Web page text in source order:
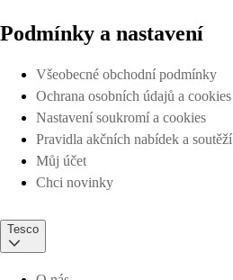
Podmínky a nastavení
Všeobecné obchodní podmínky
Ochrana osobních údajů a cookies
Nastavení soukromí a cookies
Pravidla akčních nabídek a soutěží
Můj účet
Chci novinky
Tesco